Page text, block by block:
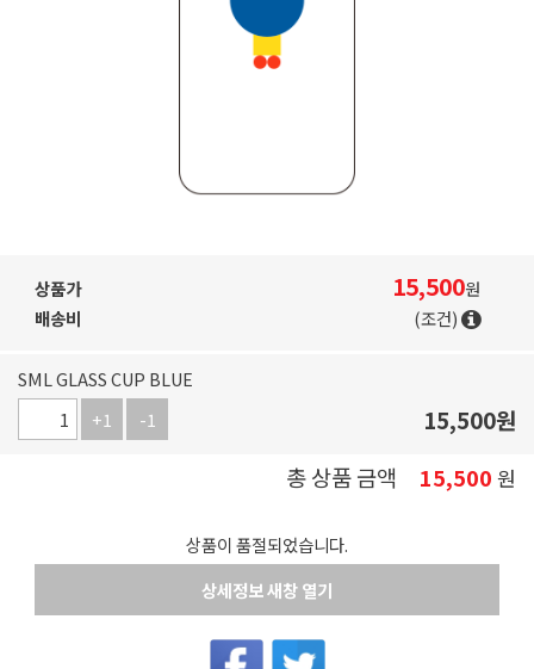
상품가 15,500원
배송비
(조건)
SML GLASS CUP BLUE
+1
-1 15,500원
총 상품 금액
15,500 원
상품이 품절되었습니다.
상세정보 새창 열기